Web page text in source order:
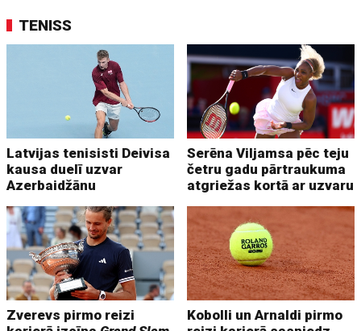
TENISS
Latvijas tenisisti Deivisa
kausa duelī uzvar
Azerbaidžānu
Serēna Viljamsa pēc teju
četru gadu pārtraukuma
atgriežas kortā ar uzvaru
Zverevs pirmo reizi
Kobolli un Arnaldi pirmo